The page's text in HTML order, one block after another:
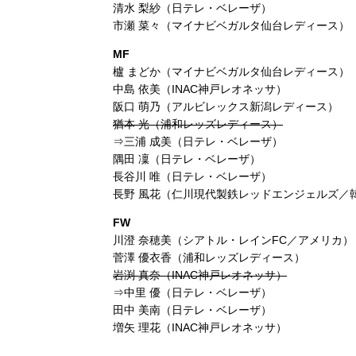
清水 梨紗（日テレ・ベレーザ）
市瀬 菜々（マイナビベガルタ仙台レディース）
MF
櫨 まどか（マイナビベガルタ仙台レディース）
中島 依美（INAC神戸レオネッサ）
阪口 萌乃（アルビレックス新潟レディース）
猶本 光（浦和レッズレディース）
⇒三浦 成美（日テレ・ベレーザ）
隅田 凜（日テレ・ベレーザ）
長谷川 唯（日テレ・ベレーザ）
長野 風花（仁川現代製鉄レッドエンジェルズ／
FW
川澄 奈穂美（シアトル・レインFC／アメリカ）
菅澤 優衣香（浦和レッズレディース）
岩渕 真奈（INAC神戸レオネッサ）
⇒中里 優（日テレ・ベレーザ）
田中 美南（日テレ・ベレーザ）
増矢 理花（INAC神戸レオネッサ）